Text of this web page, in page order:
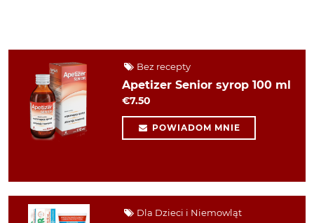
Bez recepty
Apetizer Senior syrop 100 ml
€7.50
POWIADOM MNIE
Dla Dzieci i Niemowląt